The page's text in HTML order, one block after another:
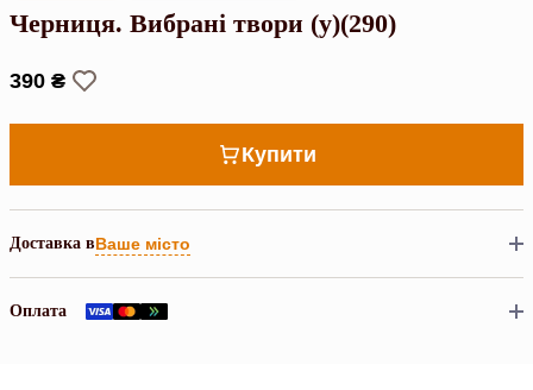
Черниця. Вибрані твори (у)(290)
390 ₴
Купити
Доставка вВаше місто
Оплата